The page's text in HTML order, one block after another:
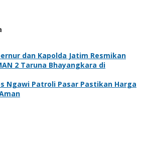
dan Kapolda Jatim Resmikan
2 Taruna Bhayangkara di
Ngawi Patroli Pasar Pastikan Harga